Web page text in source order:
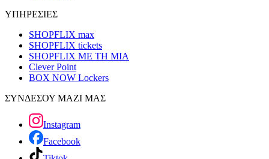
ΥΠΗΡΕΣΙΕΣ
SHOPFLIX max
SHOPFLIX tickets
SHOPFLIX ΜΕ ΤΗ ΜΙΑ
Clever Point
BOX NOW Lockers
ΣΥΝΔΕΣΟΥ ΜΑΖΙ ΜΑΣ
Instagram
Facebook